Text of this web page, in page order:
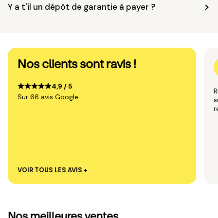
Y a t'il un dépôt de garantie à payer ?
Nos clients sont ravis !
4,9 / 5
Sur 66 avis Google
VOIR TOUS LES AVIS +